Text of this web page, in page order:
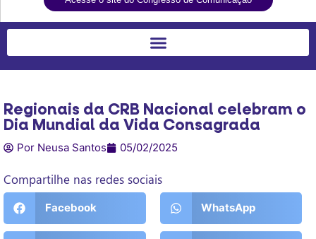
Regionais da CRB Nacional celebram o
Dia Mundial da Vida Consagrada
Por Neusa Santos 05/02/2025
Compartilhe nas redes sociais
Facebook WhatsApp